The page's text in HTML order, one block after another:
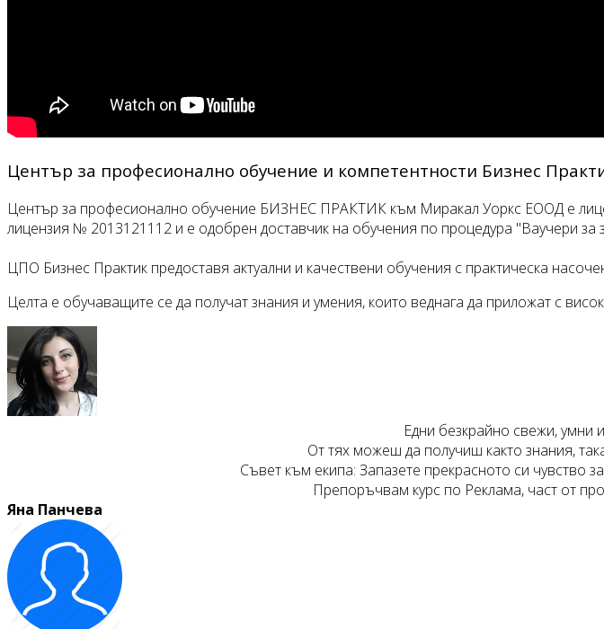
Център за професионално обучение и компетентности Бизнес
Център за професионално обучение БИЗНЕС ПРАКТИК към Миракал Уоркс ЕООД е
лицензия № 2013121112 и е одобрен доставчик на обучения по процедура "Ваучери за
ЦПО Бизнес Практик предоставя актуални и качествени обучения с практическа
Целта е обучаващите се да получат знания и умения, които веднага да приложат с
Едни безкрайно свежи, умни
От тях можеш да получиш както знания,
Съвет към екипа: Запазете прекрасното си чувство
Препоръчвам курс по Реклама, част от
Яна Панчева